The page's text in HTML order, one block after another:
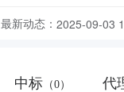
最新动态： 2025-09-03
中标 （0） 代